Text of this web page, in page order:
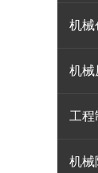
机械
机械
工程
机械